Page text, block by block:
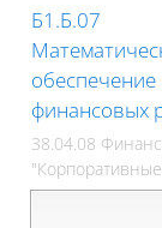
Б1.Б.07
обеспечение
финансовых
38.04.08